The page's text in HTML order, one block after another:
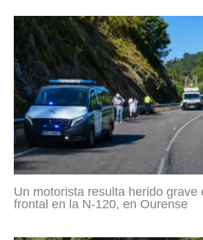
Un motorista resulta herido grave
frontal en la N-120, en Ourense